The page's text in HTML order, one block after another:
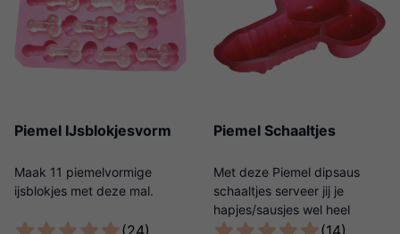
Piemel IJsblokjesvorm
Maak 11 piemelvormige
ijsblokjes met deze mal.
Piemel Schaaltjes
Met deze Piemel dipsaus
schaaltjes serveer jij je
hapjes/sausjes wel heel
origineel!